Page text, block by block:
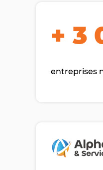
+ 3
entreprises